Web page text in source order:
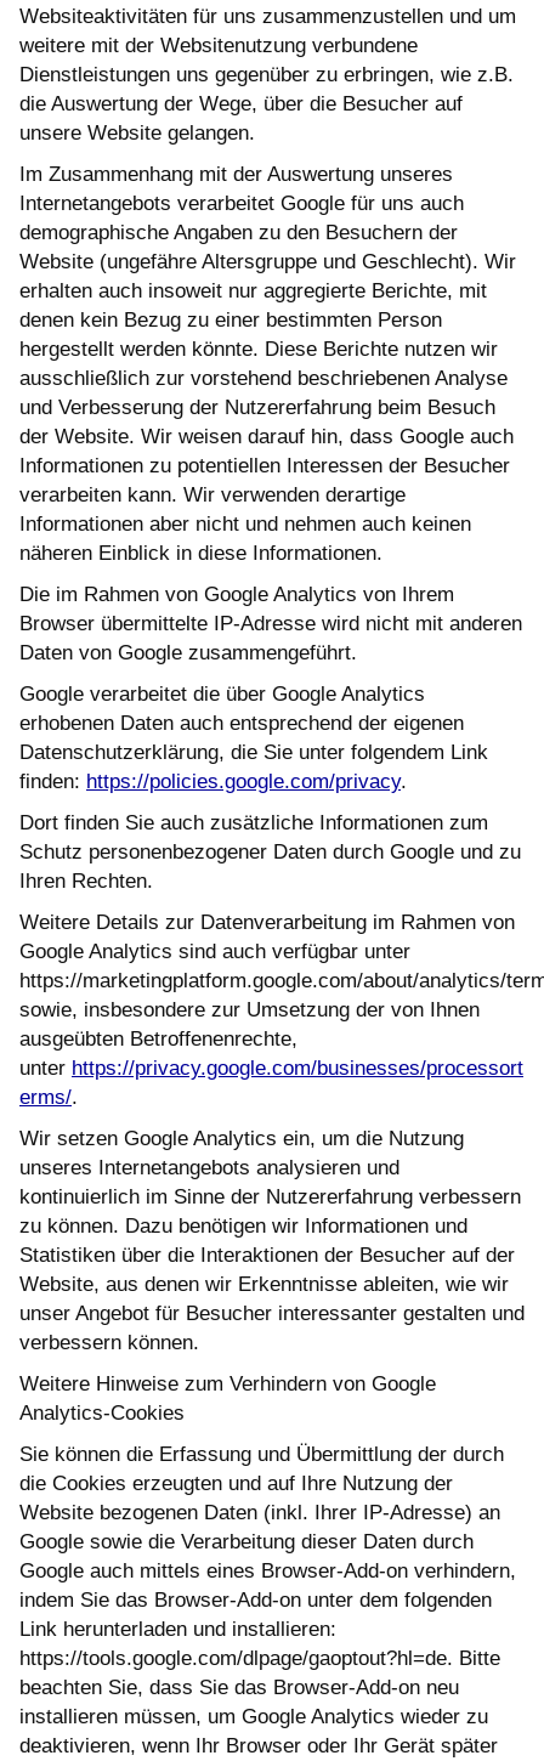
Websiteaktivitäten für uns zusammenzustellen und um
weitere mit der Websitenutzung verbundene
Dienstleistungen uns gegenüber zu erbringen, wie z.B.
die Auswertung der Wege, über die Besucher auf
unsere Website gelangen.
Im Zusammenhang mit der Auswertung unseres
Internetangebots verarbeitet Google für uns auch
demographische Angaben zu den Besuchern der
Website (ungefähre Altersgruppe und Geschlecht). Wir
erhalten auch insoweit nur aggregierte Berichte, mit
denen kein Bezug zu einer bestimmten Person
hergestellt werden könnte. Diese Berichte nutzen wir
ausschließlich zur vorstehend beschriebenen Analyse
und Verbesserung der Nutzererfahrung beim Besuch
der Website. Wir weisen darauf hin, dass Google auch
Informationen zu potentiellen Interessen der Besucher
verarbeiten kann. Wir verwenden derartige
Informationen aber nicht und nehmen auch keinen
näheren Einblick in diese Informationen.
Die im Rahmen von Google Analytics von Ihrem
Browser übermittelte IP-Adresse wird nicht mit anderen
Daten von Google zusammengeführt.
Google verarbeitet die über Google Analytics
erhobenen Daten auch entsprechend der eigenen
Datenschutzerklärung, die Sie unter folgendem Link
finden: https://policies.google.com/privacy.
Dort finden Sie auch zusätzliche Informationen zum
Schutz personenbezogener Daten durch Google und zu
Ihren Rechten.
Weitere Details zur Datenverarbeitung im Rahmen von
Google Analytics sind auch verfügbar unter
https://marketingplatform.google.com/about/analytics/
sowie, insbesondere zur Umsetzung der von Ihnen
ausgeübten Betroffenenrechte,
unter https://privacy.google.com/businesses/processort
erms/.
Wir setzen Google Analytics ein, um die Nutzung
unseres Internetangebots analysieren und
kontinuierlich im Sinne der Nutzererfahrung verbessern
zu können. Dazu benötigen wir Informationen und
Statistiken über die Interaktionen der Besucher auf der
Website, aus denen wir Erkenntnisse ableiten, wie wir
unser Angebot für Besucher interessanter gestalten und
verbessern können.
Weitere Hinweise zum Verhindern von Google
Analytics-Cookies
Sie können die Erfassung und Übermittlung der durch
die Cookies erzeugten und auf Ihre Nutzung der
Website bezogenen Daten (inkl. Ihrer IP-Adresse) an
Google sowie die Verarbeitung dieser Daten durch
Google auch mittels eines Browser-Add-on verhindern,
indem Sie das Browser-Add-on unter dem folgenden
Link herunterladen und installieren:
https://tools.google.com/dlpage/gaoptout?hl=de. Bitte
beachten Sie, dass Sie das Browser-Add-on neu
installieren müssen, um Google Analytics wieder zu
deaktivieren, wenn Ihr Browser oder Ihr Gerät später